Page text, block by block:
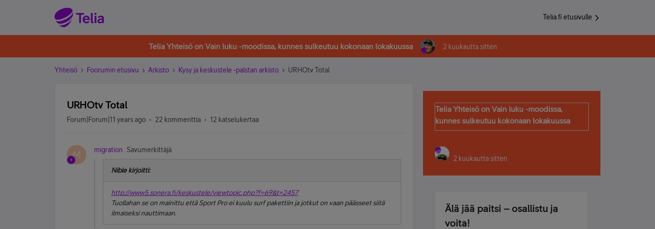
Telia.fi etusivulle
Telia Yhteisö on Vain luku -moodissa, kunnes sulkeutuu kokonaan lokakuussa 2 kuukautta sitten
Yhteisö Foorumin etusivu Arkisto Kysy ja keskustele -palstan arkisto URHOtv Total
URHOtv Total
Forum|Forum|11 years ago 22 kommenttia 12 katselukertaa
M migration Savumerkittäjä
Nible kirjoitti:
http://www5.sonera.fi/keskustele/viewtopic.php?f=69&t=2457
Tuollahan se on mainittu että Sport Pro ei kuulu surf pakettiin ja jotkut on vaan päässeet siitä
ilmaiseksi nauttimaan.
Telia Yhteisö on Vain luku -moodissa,
kunnes sulkeutuu kokonaan lokakuussa
2 kuukautta sitten
Älä jää paitsi – osallistu ja
voita!